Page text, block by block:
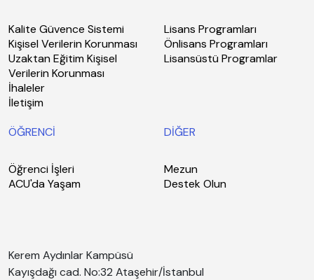
Kalite Güvence Sistemi
Kişisel Verilerin Korunması
Uzaktan Eğitim Kişisel
Verilerin Korunması
İhaleler
İletişim
Lisans Programları
Önlisans Programları
Lisansüstü Programlar
ÖĞRENCİ
Öğrenci İşleri
ACU'da Yaşam
DİĞER
Mezun
Destek Olun
Kerem Aydınlar Kampüsü
Kayışdağı cad. No:32 Ataşehir/İstanbul